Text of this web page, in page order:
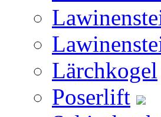
Lärchkogel
Poserlift